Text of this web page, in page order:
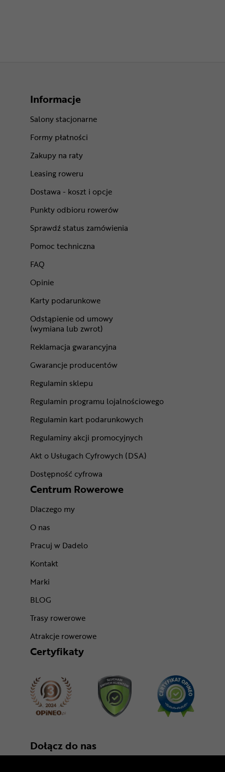
Informacje
Salony stacjonarne
Formy płatności
Zakupy na raty
Leasing roweru
Dostawa - koszt i opcje
Punkty odbioru rowerów
Sprawdź status zamówienia
Pomoc techniczna
FAQ
Opinie
Karty podarunkowe
Odstąpienie od umowy
(wymiana lub zwrot)
Reklamacja gwarancyjna
Gwarancje producentów
Regulamin sklepu
Regulamin programu lojalnościowego
Regulamin kart podarunkowych
Regulaminy akcji promocyjnych
Akt o Usługach Cyfrowych (DSA)
Dostępność cyfrowa
Centrum Rowerowe
Dlaczego my
O nas
Pracuj w Dadelo
Kontakt
Marki
BLOG
Trasy rowerowe
Atrakcje rowerowe
Certyfikaty
Dołącz do nas